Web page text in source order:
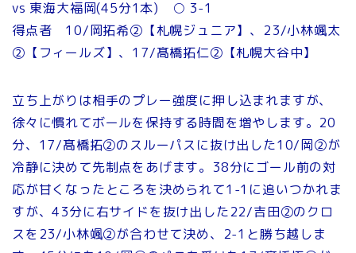
vs 東海大福岡(45分1本) ○ 3-1
得点者 10/岡拓希②【札幌ジュニア】、23/小林颯太
②【フィールズ】、17/髙橋拓仁②【札幌大谷中】
立ち上がりは相手のプレー強度に押し込まれますが、
徐々に慣れてボールを保持する時間を増やします。20
分、17/髙橋拓②のスルーパスに抜け出した10/岡②が
冷静に決めて先制点をあげます。38分にゴール前の対
応が甘くなったところを決められて1-1に追いつかれま
すが、43分に右サイドを抜け出した22/吉田②のクロ
スを23/小林颯②が合わせて決め、2-1と勝ち越しま